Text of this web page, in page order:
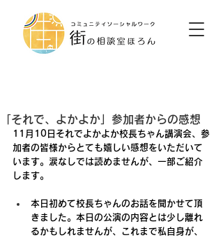
「それで、よかよか」参加者からの感想
11月10日それでよかよか校長ちゃん講演会、参
加者の皆様からとても嬉しい感想をいただいて
います。涙なしでは読めませんが、一部ご紹介
します。
本日初めて校長ちゃんのお話を聞かせて頂
きました。本日の公演の内容とは少し離れ
るかもしれませんが、これまで私自身が、